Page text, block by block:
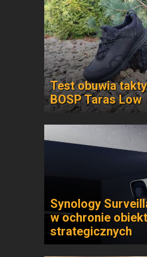
Test obuwia
BOSP Taras Low
Synology
w ochronie
strategicznych